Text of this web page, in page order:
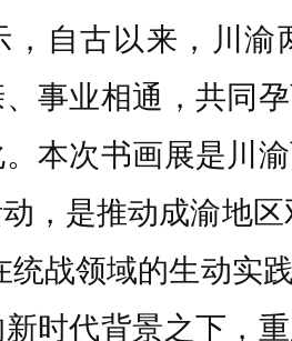
古以来，川渝
事业相通，共同
本次书画展是川
，是推动成渝地
统战领域的生动实
时代背景之下，